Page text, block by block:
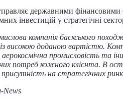
державними фінансовими
інвестицій у стратегічні
компанія баскського
високою доданою вартістю.
промисловість та
потреб кожного клієнта. В
на стратегічних
News